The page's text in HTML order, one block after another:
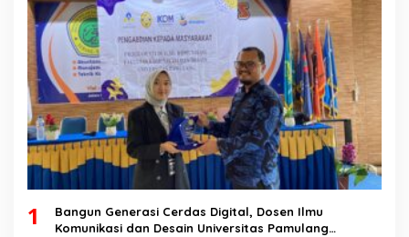
1
Bangun Generasi Cerdas Digital, Dosen Ilmu
Komunikasi dan Desain Universitas Pamulang